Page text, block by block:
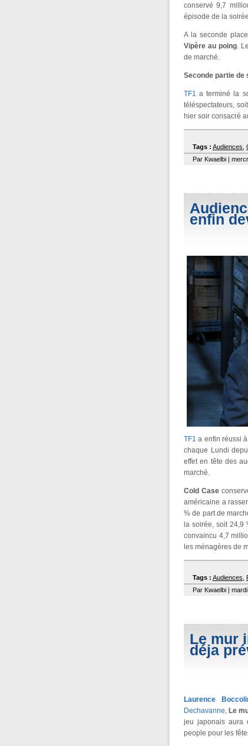
conservé 9,7
épisode de la
A la seconde
Vipère au poing .
de marché.
Seconde partie de
TF1 a terminé la
téléspectateurs,
hier soir consacré
Tags : Audiences
Par Kwaelbi |
enfin
TF1 a enfin réussi
chaque Lundi
effet en tête des
marché.
Cold Case
américaine a
% de part de
la soirée, soit 24,9
convaincu 4,7
les ménagères de
Tags : Audiences
Par Kwaelbi |
Le mur
déja
Laurence
Dechavanne ,Le
jeu japonais aura
people pour les